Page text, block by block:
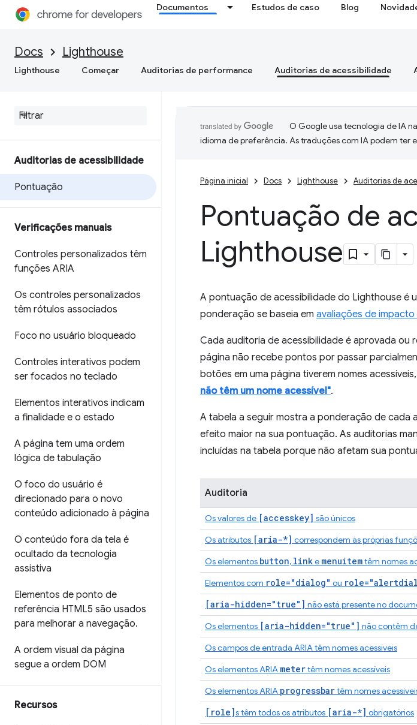
Documentos Estudos de caso Blog
Docs Lighthouse
Lighthouse Começar Auditorias de performance Auditorias de acessibilidade
Auditorias de acessibilidade
Pontuação
Verificações manuais
Controles personalizados têm
funções ARIA
Os controles personalizados
têm rótulos associados
Foco no usuário bloqueado
Controles interativos podem
ser focados no teclado
Elementos interativos indicam
a finalidade e o estado
A página tem uma ordem
lógica de tabulação
O foco do usuário é
direcionado para o novo
conteúdo adicionado à página
O conteúdo fora da tela é
ocultado da tecnologia
assistiva
Elementos de ponto de
referência HTML5 são usados
para melhorar a navegação.
A ordem visual da página
segue a ordem DOM
Recursos
O Google usa tecnologia de IA
idioma de preferência. As traduções com IA podem ter
Página inicial Docs Lighthouse Auditorias de
Pontuação de
Lighthouse
A pontuação de acessibilidade do Lighthouse é
ponderação se baseia em avaliações de
Cada auditoria de acessibilidade é aprovada ou
página não recebe pontos por passar
botões em uma página tiverem nomes
não têm um nome acessível".
A tabela a seguir mostra a ponderação de cada
efeito maior na sua pontuação. As auditorias
incluídas na tabela porque não afetam sua
Auditoria
Os valores de [accesskey] são únicos
Os atributos [aria-*] correspondem às próprias
Os elementos button, linke menuitemtêm nomes
Elementos com role="dialog" ou
[aria-hidden="true"] não está presente no
Os elementos [aria-hidden="true"] não contêm
Os campos de entrada ARIA têm nomes acessíveis
Os elementos ARIA metertêm nomes acessíveis
Os elementos ARIA progressbartêm nomes
[role]s têm todos os atributos [aria-*] obrigatórios